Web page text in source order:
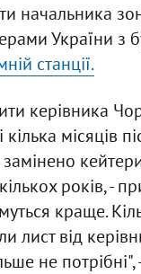
начальника
України з
станції.
керівника
місяців
років, -
краще.
лист від
не